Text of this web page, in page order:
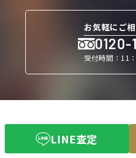
お気軽にご
0120-
受付時間：11
買取強化ア
LINE査定